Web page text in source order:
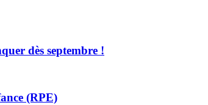
dès septembre !
(RPE)